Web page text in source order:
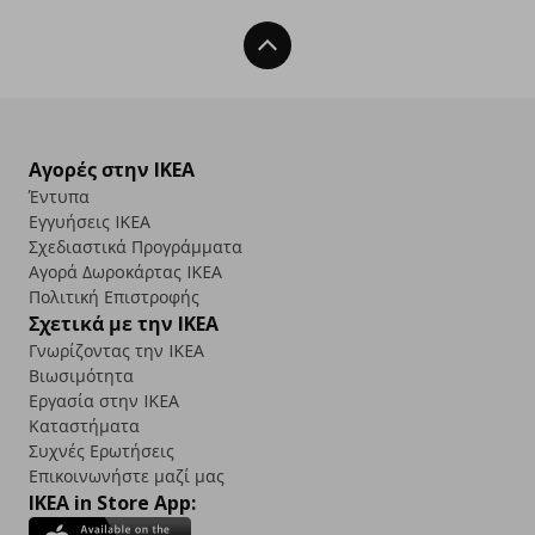
Back To Top
Αγορές στην IKEA
Έντυπα
Εγγυήσεις IKEA
Σχεδιαστικά Προγράμματα
Αγορά Δωρoκάρτας IKEA
Πολιτική Επιστροφής
Σχετικά με την IKEA
Γνωρίζοντας την IKEA
Βιωσιμότητα
Εργασία στην IKEA
Καταστήματα
Συχνές Ερωτήσεις
Επικοινωνήστε μαζί μας
IKEA in Store App: